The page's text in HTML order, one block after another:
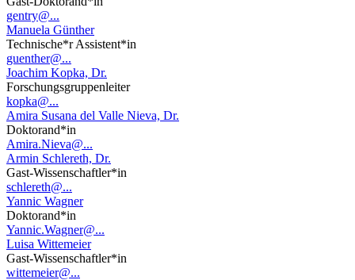
gentry@...
Manuela Günther
Technische*r Assistent*in
guenther@...
Joachim Kopka, Dr.
Forschungsgruppenleiter
kopka@...
Amira Susana del Valle Nieva, Dr.
Doktorand*in
Amira.Nieva@...
Armin Schlereth, Dr.
Gast-Wissenschaftler*in
schlereth@...
Yannic Wagner
Doktorand*in
Yannic.Wagner@...
Luisa Wittemeier
Gast-Wissenschaftler*in
wittemeier@...